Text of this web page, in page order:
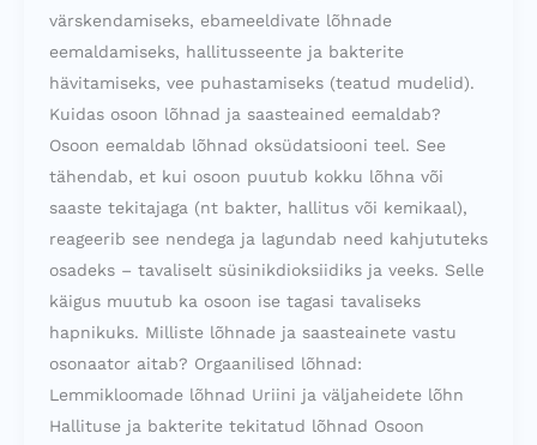
värskendamiseks, ebameeldivate lõhnade
eemaldamiseks, hallitusseente ja bakterite
hävitamiseks, vee puhastamiseks (teatud mudelid).
Kuidas osoon lõhnad ja saasteained eemaldab?
Osoon eemaldab lõhnad oksüdatsiooni teel. See
tähendab, et kui osoon puutub kokku lõhna või
saaste tekitajaga (nt bakter, hallitus või kemikaal),
reageerib see nendega ja lagundab need kahjututeks
osadeks – tavaliselt süsinikdioksiidiks ja veeks. Selle
käigus muutub ka osoon ise tagasi tavaliseks
hapnikuks. Milliste lõhnade ja saasteainete vastu
osonaator aitab? Orgaanilised lõhnad:
Lemmikloomade lõhnad Uriini ja väljaheidete lõhn
Hallituse ja bakterite tekitatud lõhnad Osoon